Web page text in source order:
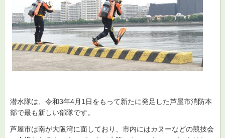
潜水隊は、令和3年4月1日をもって新たに発足した芦屋市消防本
部で最も新しい部隊です。
芦屋市は南が大阪湾に面しており、市内にはカヌーなどの競技会